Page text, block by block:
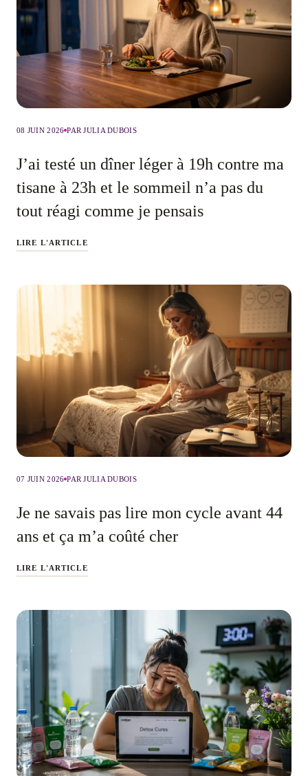
08 JUIN 2026 PAR JULIA DUBOIS
J’ai testé un dîner léger à 19h contre ma
tisane à 23h et le sommeil n’a pas du
tout réagi comme je pensais
LIRE L'ARTICLE
07 JUIN 2026 PAR JULIA DUBOIS
Je ne savais pas lire mon cycle avant 44
ans et ça m’a coûté cher
LIRE L'ARTICLE